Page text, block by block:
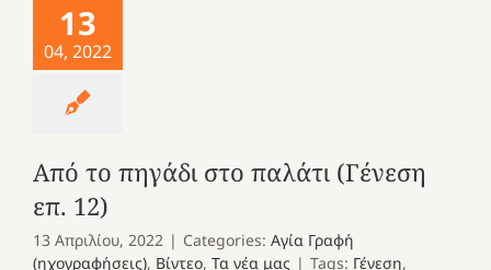
13
04, 2022
Από το πηγάδι στο παλάτι (Γένεση
επ. 12)
13 Απριλίου, 2022 | Categories: Αγία Γραφή
(ηχογραφήσεις), Βίντεο, Τα νέα μας | Tags: Γένεση,